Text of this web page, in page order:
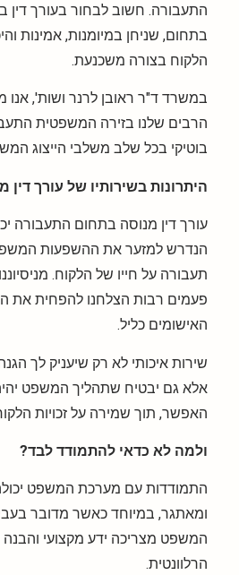
התעבורה. חשוב לבחור בעורך דין
בתחום, שניחן במיומנות, אמינות
הלקוח בצורה משכנעת.
במשרד ד"ר ראובן לרנר ושות', אנו
הרבים שלנו בזירה המשפטית
בוטיקי בכל שלב משלבי הייצוג
היתרונות בשירותיו של עורך דין
עורך דין מנוסה בתחום התעבורה
הנדרש למזער את ההשפעות
תעבורה על חייו של הלקוח.
פעמים רבות הצלחנו להפחית את
האישומים כליל.
שירות איכותי לא רק שיעניק לך
אלא גם יבטיח שתהליך המשפט
האפשר, תוך שמירה על זכויות
ולמה לא כדאי להתמודד לבד?
התמודדות עם מערכת המשפט
ומאתגר, במיוחד כאשר מדובר
המשפט מצריכה ידע מקצועי
הרלוונטית.